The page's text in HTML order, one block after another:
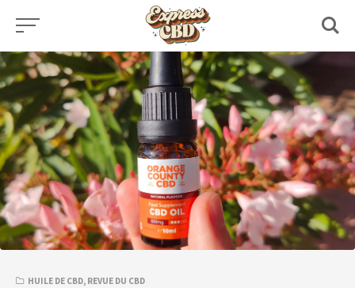
Skip
content
HUILE DE CBD, REVUE DU CBD